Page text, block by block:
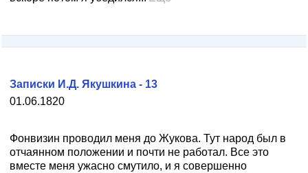
01.06.1820
Записки И.Д. Якушкина - 13
Фонвизин проводил меня до Жукова. Тут народ был в
отчаянном положении и почти не работал. Все это
вместе меня ужасно смутило, и я совершенно